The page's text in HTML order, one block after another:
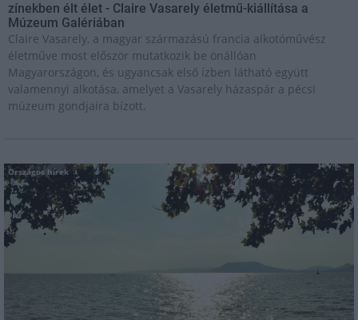
zínekben élt élet - Claire Vasarely életmű-kiállítása a
Múzeum Galériában
Claire Vasarely, a magyar származású francia alkotóművész
életműve most először mutatkozik be önállóan
Magyarországon, és ugyancsak első ízben látható együtt
valamennyi alkotása, amelyet a Vasarely házaspár a pécsi
múzeum gondjaira bízott.
Országos hírek